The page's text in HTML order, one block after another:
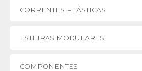
CORRENTES PLÁSTICAS
ESTEIRAS MODULARES
COMPONENTES